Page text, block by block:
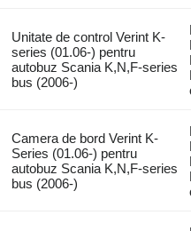
Unitate de control Verint K-
series (01.06-) pentru
autobuz Scania K,N,F-series
bus (2006-)
Camera de bord Verint K-
Series (01.06-) pentru
autobuz Scania K,N,F-series
bus (2006-)